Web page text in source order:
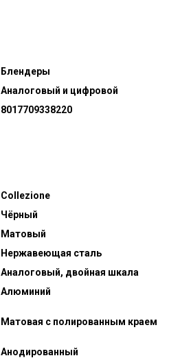
Блендеры
Аналоговый и цифровой
8017709338220
Collezione
Чёрный
Матовый
Нержавеющая сталь
Аналоговый, двойная шкала
Алюминий
Матовая с полированным краем
Анодированный